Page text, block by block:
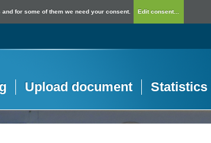
for some of them we need your consent. Edit consent...
Upload document Statistics